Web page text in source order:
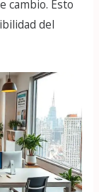
cambio. Esto
del